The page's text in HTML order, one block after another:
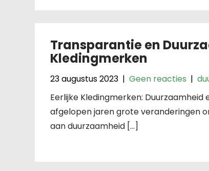
Transparantie en
Kledingmerken
23 augustus 2023 | Geen reacties |
Eerlijke Kledingmerken:
afgelopen jaren grote veranderingen
aan duurzaamheid […]